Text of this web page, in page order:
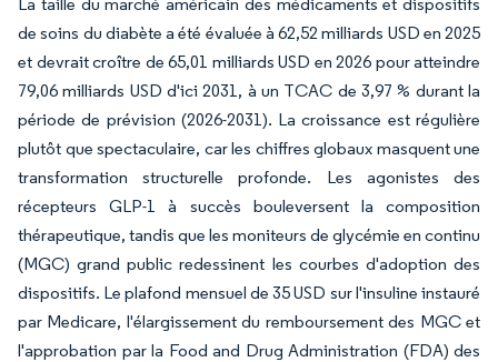
de soins du diabète a été évaluée à 62,52 milliards USD en 2025
et devrait croître de 65,01 milliards USD en 2026 pour atteindre
79,06 milliards USD d'ici 2031, à un TCAC de 3,97 % durant la
période de prévision (2026-2031). La croissance est régulière
plutôt que spectaculaire, car les chiffres globaux masquent une
transformation structurelle profonde. Les agonistes des
récepteurs GLP-1 à succès bouleversent la composition
thérapeutique, tandis que les moniteurs de glycémie en continu
(MGC) grand public redessinent les courbes d'adoption des
dispositifs. Le plafond mensuel de 35 USD sur l'insuline instauré
par Medicare, l'élargissement du remboursement des MGC et
l'approbation par la Food and Drug Administration (FDA) des